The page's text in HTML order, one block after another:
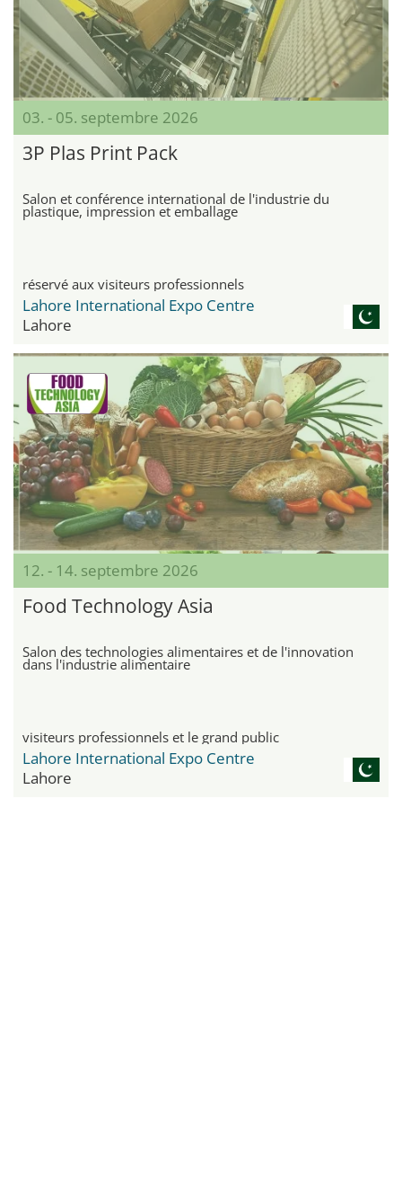
03. - 05. septembre 2026
3P Plas Print Pack
Salon et conférence international de l'industrie du
plastique, impression et emballage
réservé aux visiteurs professionnels
Lahore International Expo Centre
Lahore
12. - 14. septembre 2026
Food Technology Asia
Salon des technologies alimentaires et de l'innovation
dans l'industrie alimentaire
visiteurs professionnels et le grand public
Lahore International Expo Centre
Lahore